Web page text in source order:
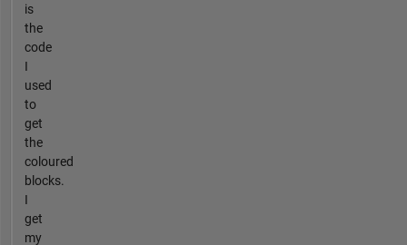
is
the
code
I
used
to
get
the
coloured
blocks.
I
get
my